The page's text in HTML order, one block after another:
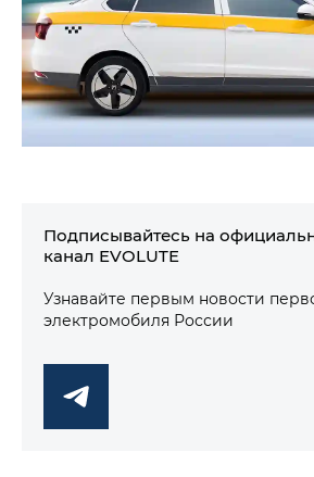
Подписывайтесь на
канал EVOLUTE
Узнавайте первым новости
электромобиля России